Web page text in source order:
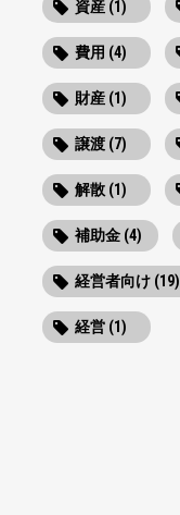
資産 (1)
費用 (4)
財産 (1)
譲渡 (7)
解散 (1)
補助金 (4)
経営者向け (19)
経営 (1)